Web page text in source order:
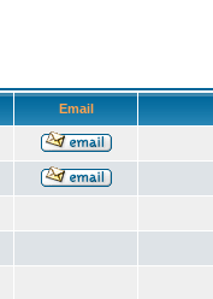
Email